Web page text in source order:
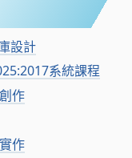
設計
系統課程
作
作